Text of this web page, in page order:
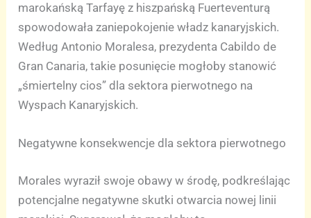
marokańską Tarfayę z hiszpańską Fuerteventurą
spowodowała zaniepokojenie władz kanaryjskich.
Według Antonio Moralesa, prezydenta Cabildo de
Gran Canaria, takie posunięcie mogłoby stanowić
„śmiertelny cios” dla sektora pierwotnego na
Wyspach Kanaryjskich.
Negatywne konsekwencje dla sektora pierwotnego
Morales wyraził swoje obawy w środę, podkreślając
potencjalne negatywne skutki otwarcia nowej linii